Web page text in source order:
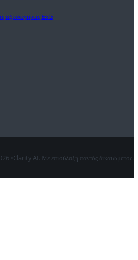
αξιολογήσεις ESG
•Clarity AI. Με επιφύλαξη παντός δικαιώματος.